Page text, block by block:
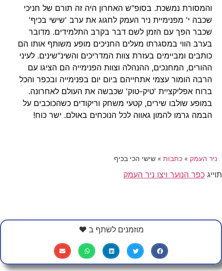
והמסורת נמשכת. בסופ"ש האחרון היה זה תורם של חניכי
שכבה י' מפנימיית ניר העמק לחגוג את ערב 'שישי בכיף'
שכבר הפך עם הזמן לשם דבר בקרב התלמידים. מדובר
בערב הווי במסגרתו מעלים החניכים מופע משותף אותו הם
כותבים ומביימים בעזרת צוות המדריכים והשינ"שינים. לעיני
ההורים, המחנכים, ההנהלה וצוות הפנימייה הם הציגו עם
הרבה הומור עצמי אתחייהם ביום יום בפנימייה ובכפר והכל
ברוח אפליקציית 'טיק-טוק' שכבשה את העולם לאחרונה.
במופע שולבו שירים, קטעי משחק וריקודים כשהכוכבים על
הבמה גרמו להמון גאווה לכל הנוכחים באולם. ישר כוח!
ניר העמק » כתבות » שישי הכי בכיף
תוייג כפר הנוער ויצו ניר העמק
מוזמנים לשתף ב ❤